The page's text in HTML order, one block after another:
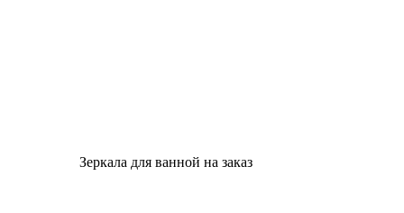
Зеркала для ванной на заказ